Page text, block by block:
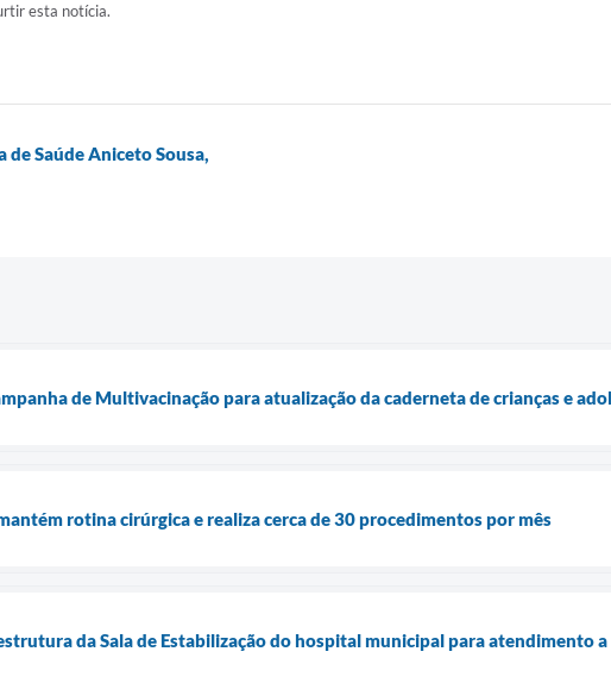
esta notícia.
de Saúde Aniceto Sousa,
de Multivacinação para atualização da caderneta de crianças e
rotina cirúrgica e realiza cerca de 30 procedimentos por mês
da Sala de Estabilização do hospital municipal para atendimento a